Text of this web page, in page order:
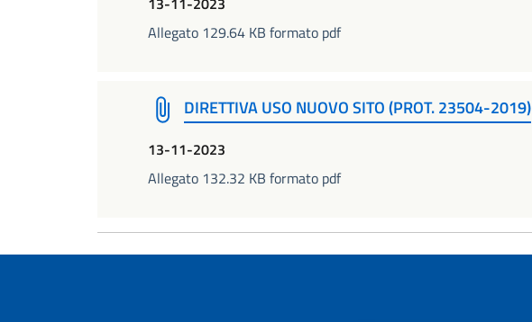
Allegato 129.64 KB formato pdf
DIRETTIVA USO NUOVO SITO (PROT. 23504-2019)
13-11-2023
Allegato 132.32 KB formato pdf